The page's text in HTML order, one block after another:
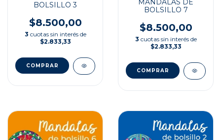
BOLSILLO 3
$8.500,00
3 cuotas sin interés de
$2.833,33
MANDALAS DE
BOLSILLO 7
$8.500,00
3 cuotas sin interés de
$2.833,33